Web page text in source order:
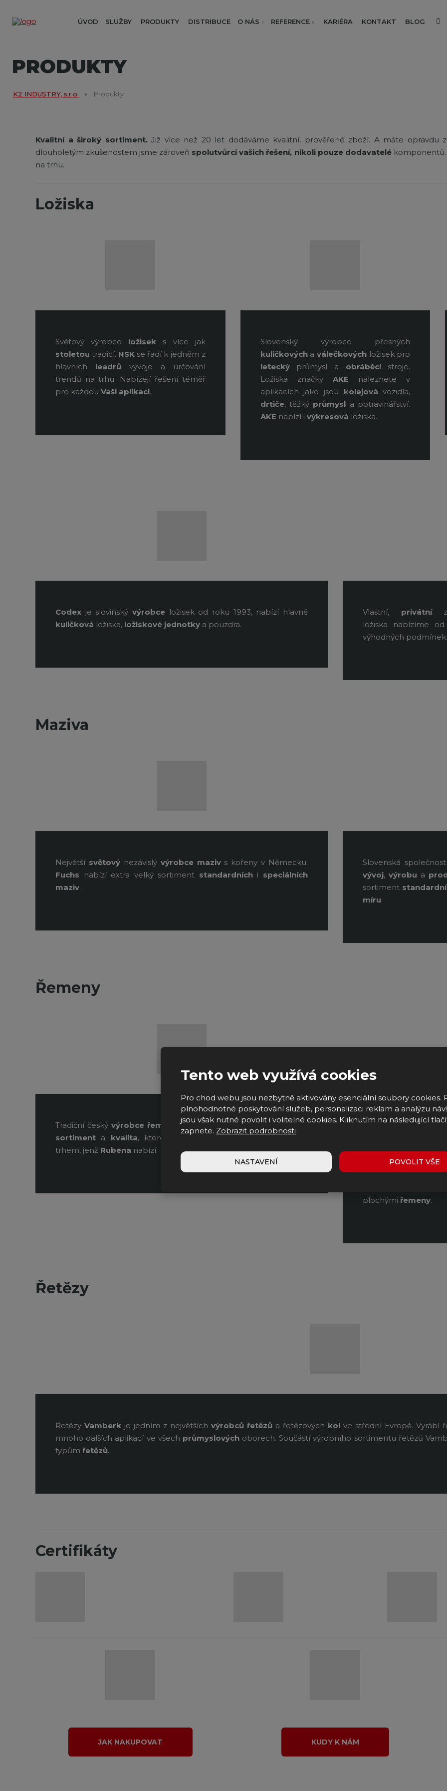
ÚVOD SLUŽBY PRODUKTY DISTRIBUCE O NÁS REFERENCE KARIÉRA KONTAKT BLOG
PRODUKTY
K2 INDUSTRY, s.r.o. Produkty
Kvalitní a široký sortiment.Již více než 20 let dodáváme kvalitní, prověřené zboží. A máte opravdu
dlouholetým zkušenostem jsme zároveň spolutvůrci vašich řešení, nikoli pouze dodavatelé
na trhu.
Ložiska
Světový výrobce ložisek s více jak
stoletou tradicí. NSK se řadí k jedněm z
hlavních leadrů vývoje a určování
trendů na trhu. Nabízejí řešení téměř
pro každou Vaši aplikaci.
Slovenský výrobce přesných
kuličkovýcha válečkovýchložisek pro
leteckýprůmysl a obráběcístroje.
Ložiska značky AKE naleznete v
aplikacích jako jsou kolejová vozidla,
drtiče, těžký průmysl a potravinářství.
AKE nabízí i výkresová ložiska.
Codex je slovinský výrobce ložisek od roku 1993, nabízí hlavně
kuličková ložiska, ložiskové jednotky a pouzdra.
Vlastní, privátní
ložiska nabízíme od
výhodných podmínek.
Maziva
Největší světovýnezávislý výrobce mazivs kořeny v Německu.
Fuchs nabízí extra velký sortiment standardníchi speciálních
maziv.
Slovenská společnost
vývoj, výrobu a
sortiment
míru.
Řemeny
Tradiční český výrobce řemenů
s desítkami let zkušeností. Široký
sortiment a kvalita, kterou lze najít napříč celýmvýrobním
trhem, jenž Rubena nabízí.
Vyvíjí,vyrábía
ContiTech
obchodem s
hnacíchřemenůpro
plochými řemeny.
Řetězy
Řetězy Vamberk je jedním z největších výrobců řetězů a řetězových kol ve střední Evropě. Vyrábí
mnoho dalších aplikací ve všech průmyslovýchoborech. Součástí výrobního sortimentu řetězů
typům řetězů.
Certifikáty
JAK NAKUPOVAT KUDY K NÁM
Tento web využívá cookies
Pro chod webu jsou nezbytně aktivovány esenciální soubory cookies.
plnohodnotné poskytování služeb, personalizaci reklam a analýzu
jsou však nutné povolit i volitelné cookies. Kliknutím na následující
zapnete. Zobrazit podrobnosti
NASTAVENÍ POVOLIT VŠE